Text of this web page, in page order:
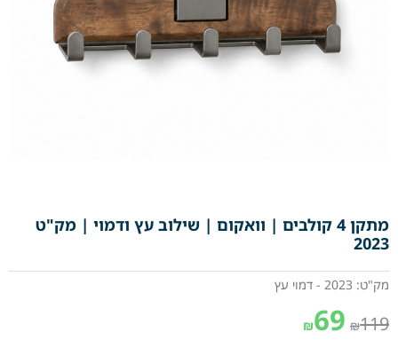
מתקן 4 קולבים | וואקום | שילוב עץ ודמוי | מק"ט
2023
מק"ט: 2023 - דמוי עץ
₪119
₪69